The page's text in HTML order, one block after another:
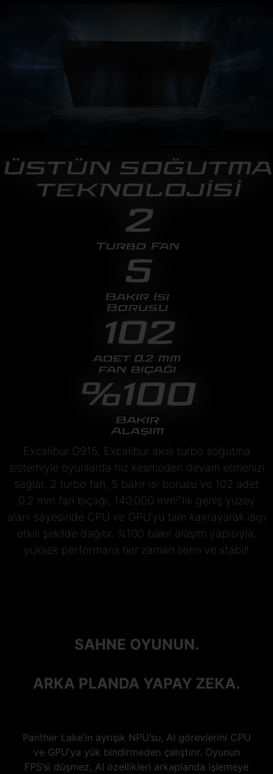
ÜSTÜN SOĞUTMA
TEKNOLOJİSİ
2
Turbo Fan
5
Bakır Isı
Borusu
102
adet 0.2 mm
fan bıçağı
%100
Bakır
Alaşım
Excalibur G915, Excalibur akıllı turbo soğutma
sistemiyle oyunlarda hız kesmeden devam etmenizi
sağlar. 2 turbo fan, 5 bakır ısı borusu ve 102 adet
0.2 mm fan bıçağı, 140.000 mm²'lik geniş yüzey
alanı sayesinde CPU ve GPU’yu tam kavrayarak ısıyı
etkili şekilde dağıtır. %100 bakır alaşım yapısıyla,
yüksek performans her zaman serin ve stabil!
SAHNE OYUNUN.
ARKA PLANDA YAPAY ZEKA.
Panther Lake’in ayrışık NPU’su, AI görevlerini CPU
ve GPU’ya yük bindirmeden çalıştırır. Oyunun
FPS’si düşmez, AI özellikleri arkaplanda işlemeye